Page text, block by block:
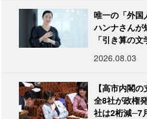
唯一の「外国
ハンナさんが
「引き算の文
2026.08.03
【高市内閣の
全8社が政権
社は2桁減─7